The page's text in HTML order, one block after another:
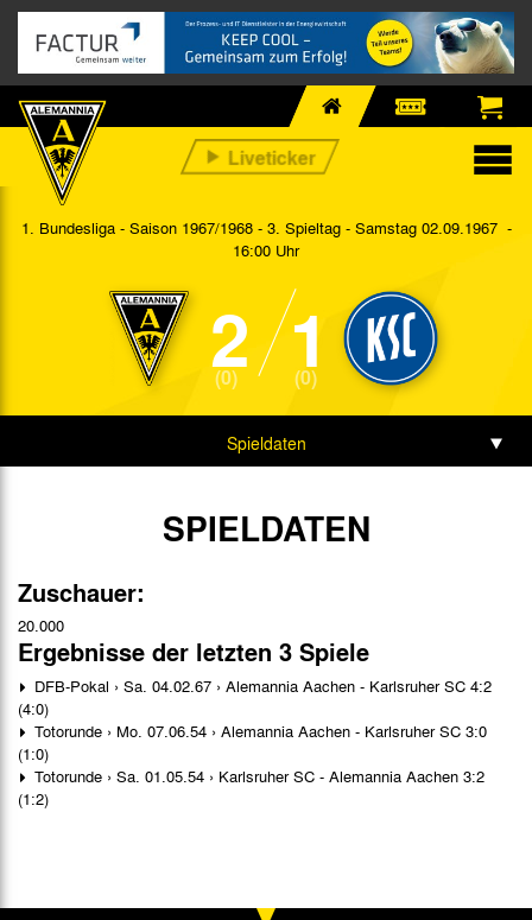
1. Bundesliga - Saison 1967/1968 - 3. Spieltag - Samstag 02.09.1967 -
16:00 Uhr
2
(0) 1
(0)
Spieldaten
SPIELDATEN
Zuschauer:
20.000
Ergebnisse der letzten 3 Spiele
DFB-Pokal › Sa. 04.02.67 › Alemannia Aachen - Karlsruher SC 4:2
(4:0)
Totorunde › Mo. 07.06.54 › Alemannia Aachen - Karlsruher SC 3:0
(1:0)
Totorunde › Sa. 01.05.54 › Karlsruher SC - Alemannia Aachen 3:2
(1:2)